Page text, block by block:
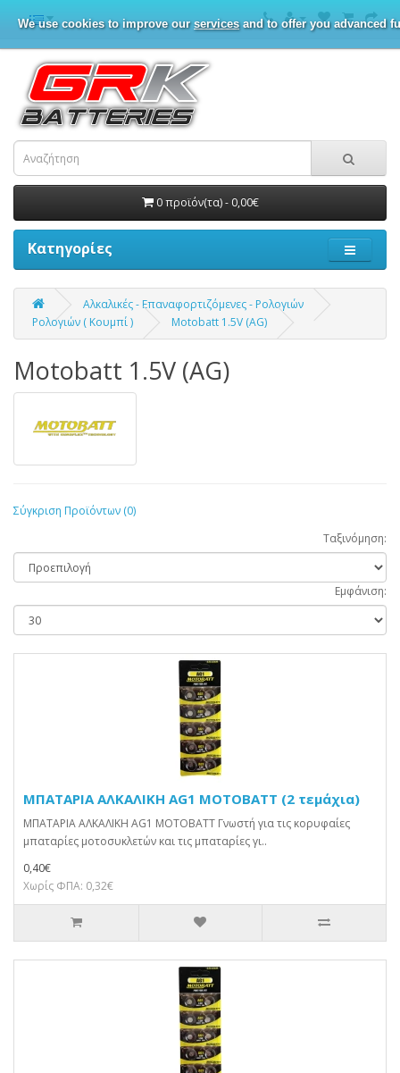
We use cookies to improve our servicesand to offer you advanced
0 προϊόν(τα) - 0,00€
Κατηγορίες
Αλκαλικές - Επαναφορτιζόμενες - Ρολογιών
Ρολογιών ( Κουμπί )
Motobatt 1.5V (AG)
Motobatt 1.5V (AG)
Σύγκριση Προϊόντων (0)
Ταξινόμηση:
Εμφάνιση:
ΜΠΑΤΑΡΙΑ ΑΛΚΑΛΙΚΗ AG1 MOTOBATT (2 τεμάχια)
ΜΠΑΤΑΡΙΑ ΑΛΚΑΛΙΚΗ AG1 MOTOBATT Γνωστή για τις κορυφαίες
μπαταρίες μοτοσυκλετών και τις μπαταρίες γι..
0,40€
Χωρίς ΦΠΑ: 0,32€